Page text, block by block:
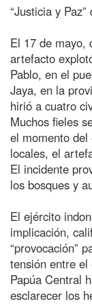
“Justicia y
El 17 de mayo,
artefacto
Pablo, en el
Jaya, en la
hirió a cuatro
Muchos fieles
el momento
locales, el
El incidente
los bosques y
El ejército
implicación,
“provocación”
tensión entre
Papúa Central
esclarecer los